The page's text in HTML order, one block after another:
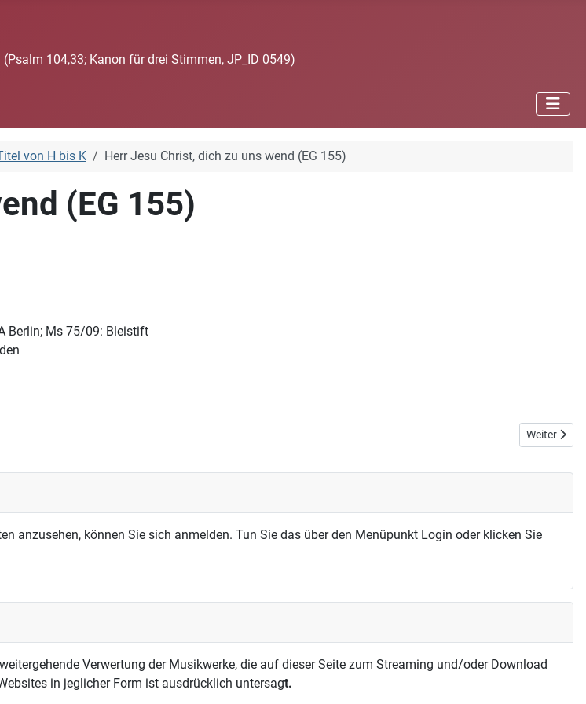
104,33; Kanon für drei Stimmen, JP_ID 0549)
von H bis K Herr Jesu Christ, dich zu uns wend (EG 155)
(EG 155)
Berlin; Ms 75/09: Bleistift
Nächster
Weiter
anzusehen, können Sie sich anmelden. Tun Sie das über den Menüpunkt Login oder klicken Sie
Verwertung der Musikwerke, die auf dieser Seite zum Streaming und/oder Download
in jeglicher Form ist ausdrücklich untersagt.